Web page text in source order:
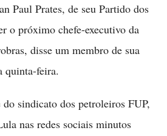
Paul Prates, de seu Partido dos
o próximo chefe-executivo da
disse um membro de sua
quinta-feira.
sindicato dos petroleiros FUP,
nas redes sociais minutos